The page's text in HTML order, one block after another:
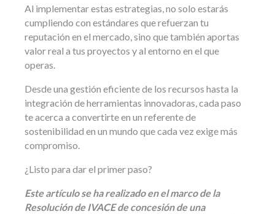
Al implementar estas estrategias, no solo estarás
cumpliendo con estándares que refuerzan tu
reputación en el mercado, sino que también aportas
valor real a tus proyectos y al entorno en el que
operas.
Desde una gestión eficiente de los recursos hasta la
integración de herramientas innovadoras, cada paso
te acerca a convertirte en un referente de
sostenibilidad en un mundo que cada vez exige más
compromiso.
¿Listo para dar el primer paso?
Este artículo se ha realizado en el marco de la
Resolución de IVACE de concesión de una